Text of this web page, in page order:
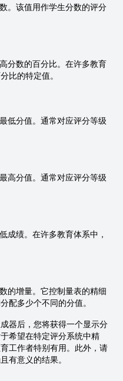
。该值用作学生分数的评分
分数的百分比。在许多教育
比的特定值。
低分值。通常对应评分等级
高分值。通常对应评分等级
成绩。在许多教育体系中，
的增量。它控制量表的精细
配多少个不同的分值。
器后，您将获得一个显示分
希望在特定评分系统中精
工作者特别有用。此外，请
有意义的结果。